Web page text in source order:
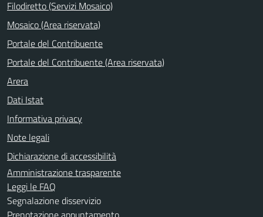
Filodiretto (Servizi Mosaico)
Mosaico (Area riservata)
Portale del Contribuente
Portale del Contribuente (Area riservata)
Arera
Dati Istat
Informativa privacy
Note legali
Dichiarazione di accessibilità
Amministrazione trasparente
Leggi le FAQ
Segnalazione disservizio